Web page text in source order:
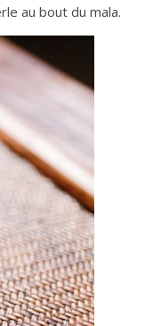
au bout du mala.